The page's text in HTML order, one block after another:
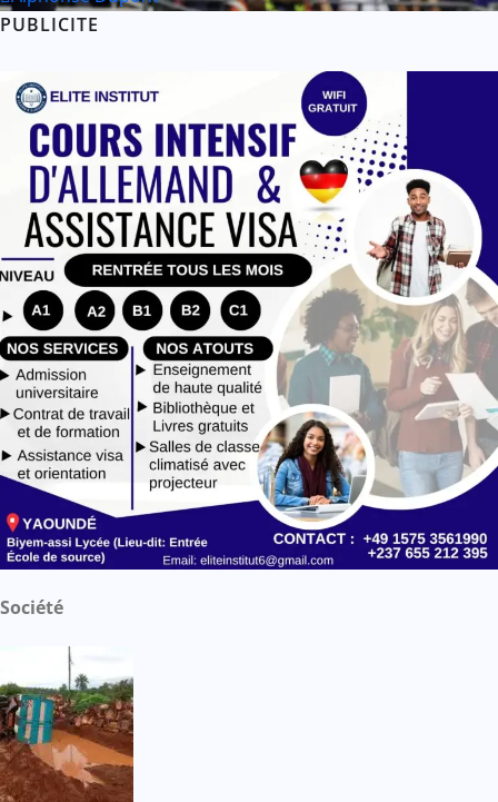
PUBLICITE
Société